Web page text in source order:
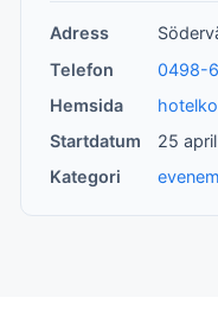
Adress
Telefon
0498-
Hemsida
Startdatum
25
Kategori